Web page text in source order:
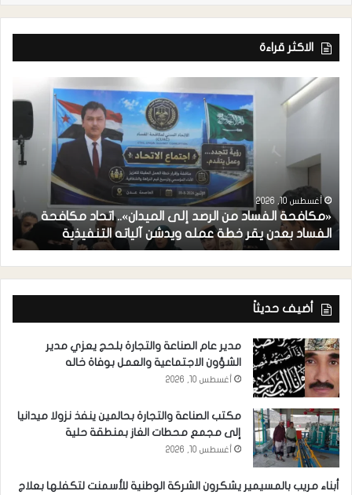
الاكثر قراءة
أغسطس 10, 2026
«مكافحة الفساد من الرصد إلى الميدان».. اتحاد مكافحة
الفساد بعدن يقر خطة عمله ويدشن آلياته التنفيذية
أضيف حديثاً
مدير عام الصناعة والتجارة بلحج يعزي مدير
الشؤون الاجتماعية والعمل بوفاة خاله
أغسطس 10, 2026
مكتب الصناعة والتجارة بحالمين ينفذ نزولا ميدانيا
إلى مجمع محطات الغاز بمنطقة حلية
أغسطس 10, 2026
أبناء مريب بالمسيمير يشكرون الشركة الوطنية للأسمنت لتكفلها بعلاج